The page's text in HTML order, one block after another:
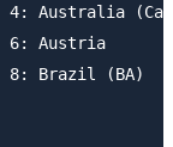
4:
8: